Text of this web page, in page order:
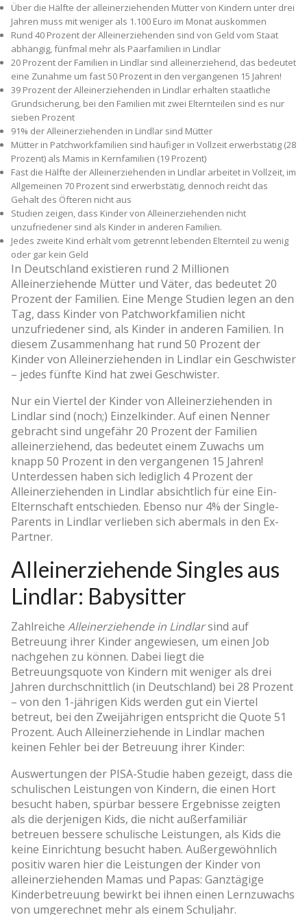
Über die Hälfte der alleinerziehenden Mütter von Kindern unter drei
Jahren muss mit weniger als 1.100 Euro im Monat auskommen
Rund 40 Prozent der Alleinerziehenden sind von Geld vom Staat
abhängig, fünfmal mehr als Paarfamilien in Lindlar
20 Prozent der Familien in Lindlar sind alleinerziehend, das bedeutet
eine Zunahme um fast 50 Prozent in den vergangenen 15 Jahren!
39 Prozent der Alleinerziehenden in Lindlar erhalten staatliche
Grundsicherung, bei den Familien mit zwei Elternteilen sind es nur
sieben Prozent
91% der Alleinerziehenden in Lindlar sind Mütter
Mütter in Patchworkfamilien sind häufiger in Vollzeit erwerbstätig (28
Prozent) als Mamis in Kernfamilien (19 Prozent)
Fast die Hälfte der Alleinerziehenden in Lindlar arbeitet in Vollzeit, im
Allgemeinen 70 Prozent sind erwerbstätig, dennoch reicht das
Gehalt des Öfteren nicht aus
Studien zeigen, dass Kinder von Alleinerziehenden nicht
unzufriedener sind als Kinder in anderen Familien.
Jedes zweite Kind erhält vom getrennt lebenden Elternteil zu wenig
oder gar kein Geld
In Deutschland existieren rund 2 Millionen
Alleinerziehende Mütter und Väter, das bedeutet 20
Prozent der Familien. Eine Menge Studien legen an den
Tag, dass Kinder von Patchworkfamilien nicht
unzufriedener sind, als Kinder in anderen Familien. In
diesem Zusammenhang hat rund 50 Prozent der
Kinder von Alleinerziehenden in Lindlar ein Geschwister
– jedes fünfte Kind hat zwei Geschwister.
Nur ein Viertel der Kinder von Alleinerziehenden in
Lindlar sind (noch;) Einzelkinder. Auf einen Nenner
gebracht sind ungefähr 20 Prozent der Familien
alleinerziehend, das bedeutet einem Zuwachs um
knapp 50 Prozent in den vergangenen 15 Jahren!
Unterdessen haben sich lediglich 4 Prozent der
Alleinerziehenden in Lindlar absichtlich für eine Ein-
Elternschaft entschieden. Ebenso nur 4% der Single-
Parents in Lindlar verlieben sich abermals in den Ex-
Partner.
Alleinerziehende Singles aus
Lindlar: Babysitter
Zahlreiche Alleinerziehende in Lindlarsind auf
Betreuung ihrer Kinder angewiesen, um einen Job
nachgehen zu können. Dabei liegt die
Betreuungsquote von Kindern mit weniger als drei
Jahren durchschnittlich (in Deutschland) bei 28 Prozent
– von den 1-jährigen Kids werden gut ein Viertel
betreut, bei den Zweijährigen entspricht die Quote 51
Prozent. Auch Alleinerziehende in Lindlar machen
keinen Fehler bei der Betreuung ihrer Kinder:
Auswertungen der PISA-Studie haben gezeigt, dass die
schulischen Leistungen von Kindern, die einen Hort
besucht haben, spürbar bessere Ergebnisse zeigten
als die derjenigen Kids, die nicht außerfamiliär
betreuen bessere schulische Leistungen, als Kids die
keine Einrichtung besucht haben. Außergewöhnlich
positiv waren hier die Leistungen der Kinder von
alleinerziehenden Mamas und Papas: Ganztägige
Kinderbetreuung bewirkt bei ihnen einen Lernzuwachs
von umgerechnet mehr als einem Schuljahr.